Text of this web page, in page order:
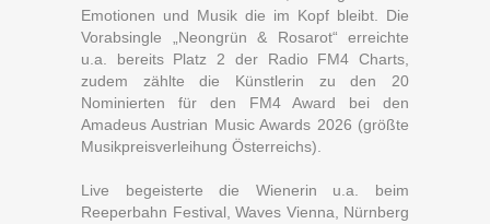
Emotionen und Musik die im Kopf bleibt. Die
Vorabsingle „Neongrün & Rosarot“ erreichte
u.a. bereits Platz 2 der Radio FM4 Charts,
zudem zählte die Künstlerin zu den 20
Nominierten für den FM4 Award bei den
Amadeus Austrian Music Awards 2026 (größte
Musikpreisverleihung Österreichs).
Live begeisterte die Wienerin u.a. beim
Reeperbahn Festival, Waves Vienna, Nürnberg